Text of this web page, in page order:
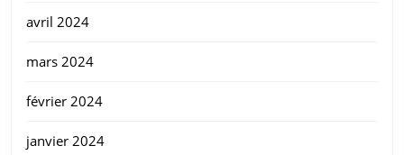
avril 2024
mars 2024
février 2024
janvier 2024